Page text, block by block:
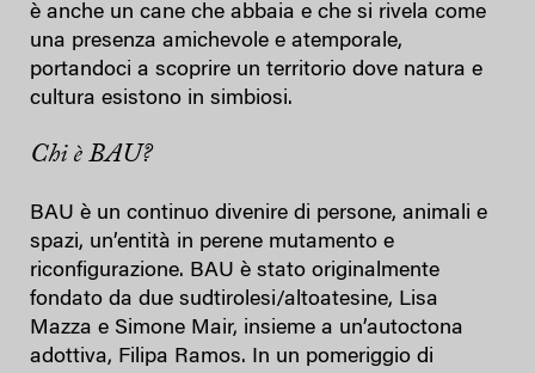
è anche un cane che abbaia e che si rivela come
una presenza amichevole e atemporale,
portandoci a scoprire un territorio dove natura e
cultura esistono in simbiosi.
Chi è BAU?
BAU è un continuo divenire di persone, animali e
spazi, un’entità in perene mutamento e
riconfigurazione. BAU è stato originalmente
fondato da due sudtirolesi/altoatesine, Lisa
Mazza e Simone Mair, insieme a un’autoctona
adottiva, Filipa Ramos. In un pomeriggio di